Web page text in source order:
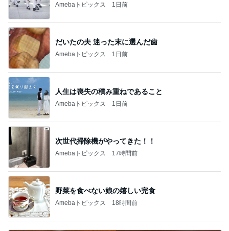
Amebaトピックス 1日前
だいたの夫 迷った末に選んだ歯
Amebaトピックス 1日前
人生は喪失の積み重ねであること
Amebaトピックス 1日前
次世代掃除機がやってきた！！
Amebaトピックス 17時間前
野菜を食べない娘の嬉しい完食
Amebaトピックス 18時間前